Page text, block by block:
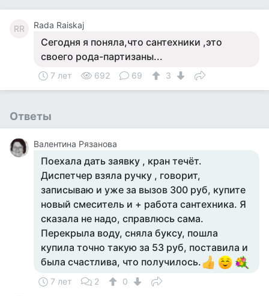
RR Rada Raiskaj
Сегодня я поняла,что сантехники ,это
своего рода-партизаны...
7 лет 692 69 3
Ответы
Валентина Рязанова
Поехала дать заявку , кран течёт.
Диспетчер взяла ручку , говорит,
записываю и уже за вызов 300 руб, купите
новый смеситель и + работа сантехника. Я
сказала не надо, справлюсь сама.
Перекрыла воду, сняла буксу, пошла
купила точно такую за 53 руб, поставила и
была счастлива, что получилось.
7 лет 2 0